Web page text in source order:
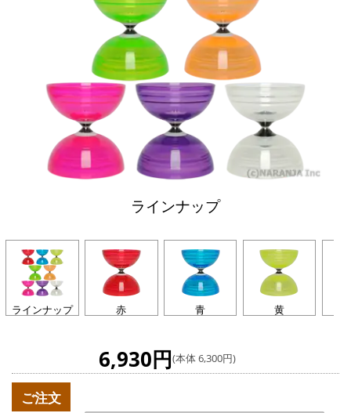
ラインナップ
ラインナップ 赤 青 黄
6,930円(本体 6,300円)
ご注文